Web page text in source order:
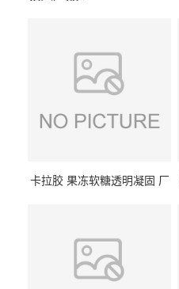
卡拉胶 果冻软糖透明凝固 厂